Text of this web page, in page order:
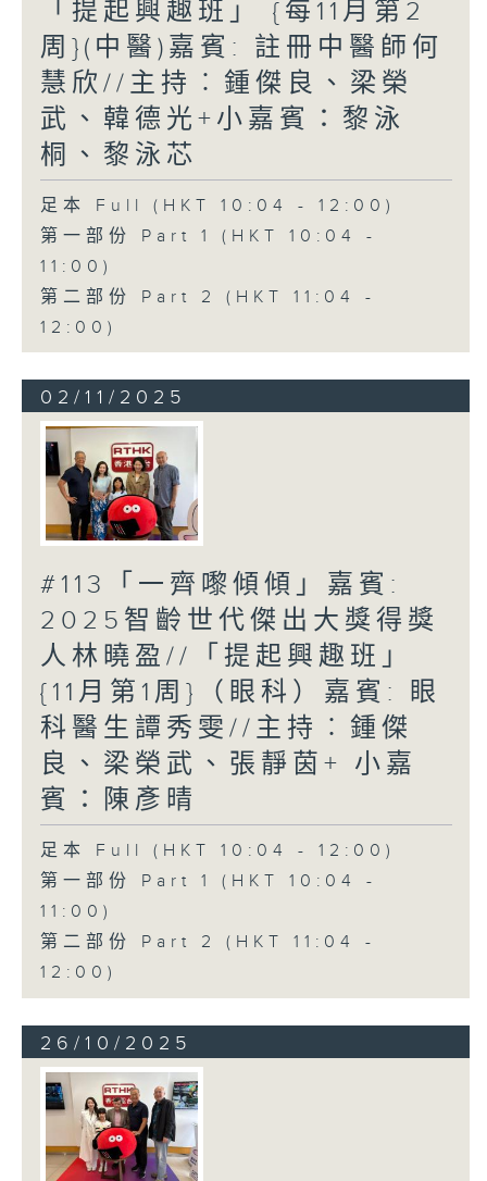
「提起興趣班」 {每11月第2
周}(中醫)嘉賓: 註冊中醫師何
慧欣//主持︰鍾傑良、梁榮
武、韓德光+小嘉賓：黎泳
桐、黎泳芯
足本 Full (HKT 10:04 - 12:00)
第一部份 Part 1 (HKT 10:04 -
11:00)
第二部份 Part 2 (HKT 11:04 -
12:00)
02/11/2025
#113「一齊嚟傾傾」嘉賓:
2025智齡世代傑出大獎得獎
人林曉盈//「提起興趣班」
{11月第1周}（眼科）嘉賓: 眼
科醫生譚秀雯//主持︰鍾傑
良、梁榮武、張靜茵+ 小嘉
賓：陳彥晴
足本 Full (HKT 10:04 - 12:00)
第一部份 Part 1 (HKT 10:04 -
11:00)
第二部份 Part 2 (HKT 11:04 -
12:00)
26/10/2025